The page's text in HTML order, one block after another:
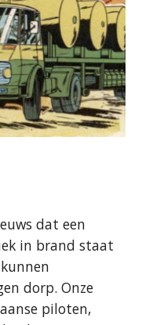
dat een
in brand staat
dorp. Onze
piloten,